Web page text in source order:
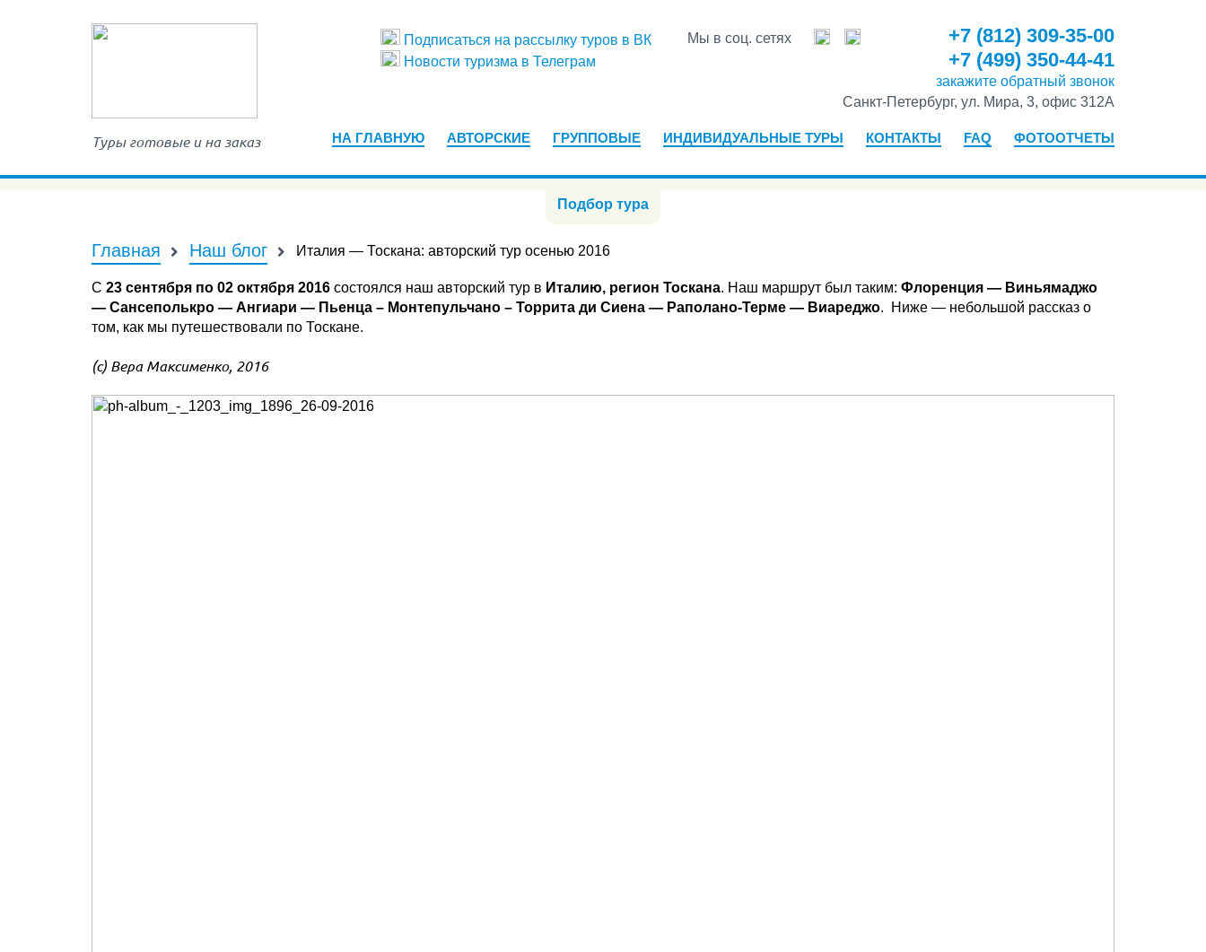
Туры готовые и на заказ
Подписаться на рассылку туров в ВК
Новости туризма в Телеграм
Мы в соц. сетях
+7 (812) 309-35-00
+7 (499) 350-44-41
закажите обратный звонок
Санкт-Петербург, ул. Мира, 3, офис 312А
НА ГЛАВНУЮ АВТОРСКИЕ ГРУППОВЫЕ ИНДИВИДУАЛЬНЫЕ ТУРЫ КОНТАКТЫ FAQ ФОТООТЧЕТЫ
Подбор тура
Главная Наш блог Италия — Тоскана: авторский тур осенью 2016
С 23 сентября по 02 октября 2016 состоялся наш авторский тур в Италию, регион Тоскана. Наш маршрут был таким: Флоренция — Виньямаджо
— Сансеполькро — Ангиари — Пьенца – Монтепульчано – Торрита ди Сиена — Раполано-Терме — Виареджо. Ниже — небольшой рассказ о
том, как мы путешествовали по Тоскане.
(с) Вера Максименко, 2016